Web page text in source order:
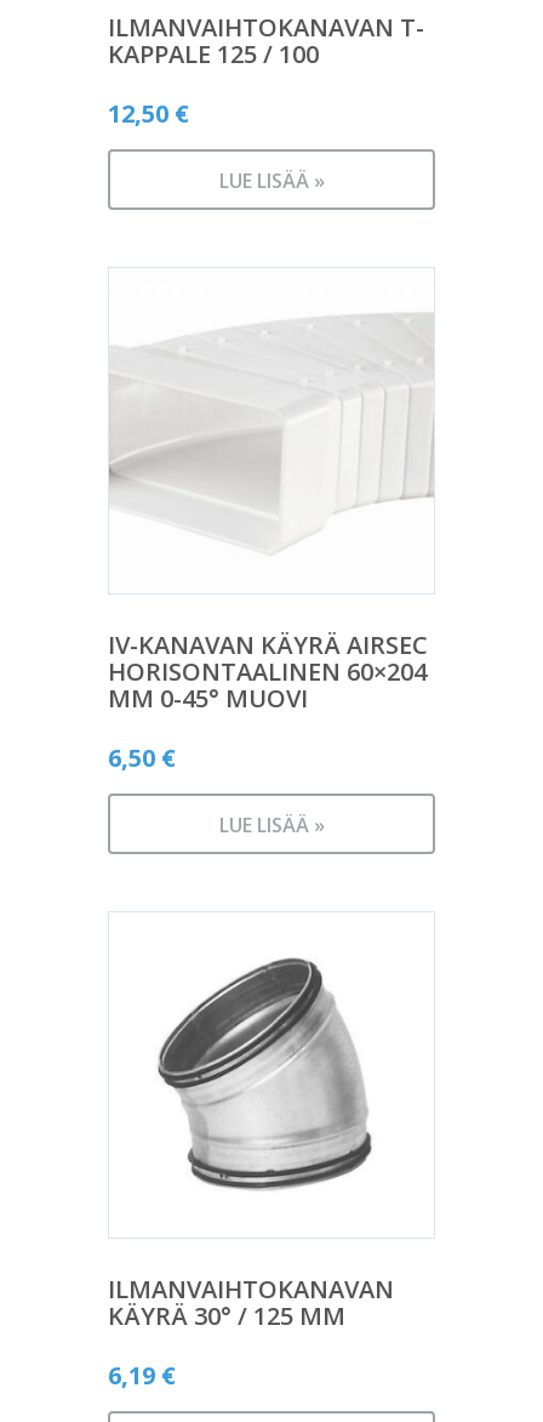
ILMANVAIHTOKANAVAN T-
KAPPALE 125 / 100
12,50 €
LUE LISÄÄ »
IV-KANAVAN KÄYRÄ AIRSEC
HORISONTAALINEN 60×204
MM 0-45° MUOVI
6,50 €
LUE LISÄÄ »
ILMANVAIHTOKANAVAN
KÄYRÄ 30° / 125 MM
6,19 €